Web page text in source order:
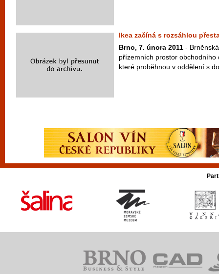
Ikea začíná s rozsáhlou
Brno, 7. února 2011 -
přízemních prostor obchodního
které proběhnou v oddělení s